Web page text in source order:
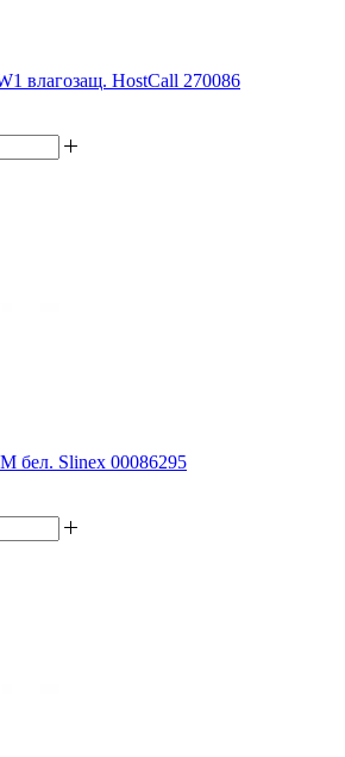
влагозащ. HostCall 270086
бел. Slinex 00086295